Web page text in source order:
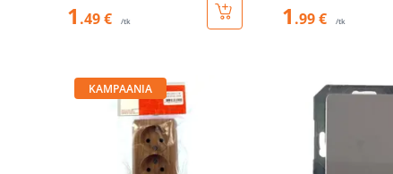
1 .49 € /tk 1 .99 € /tk
KAMPAANIA